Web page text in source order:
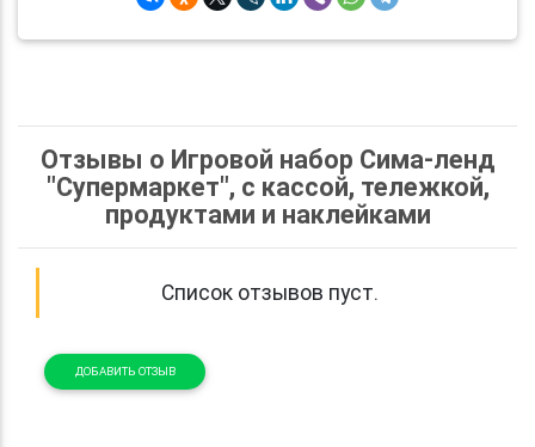
Отзывы о Игровой набор Сима-ленд
"Супермаркет", с кассой, тележкой,
продуктами и наклейками
Список отзывов пуст.
ДОБАВИТЬ ОТЗЫВ